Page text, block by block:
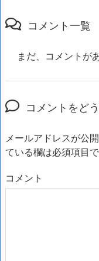
コメント一覧
まだ、コメントが
コメントをど
メールアドレスが公
ている欄は必須項目
コメント